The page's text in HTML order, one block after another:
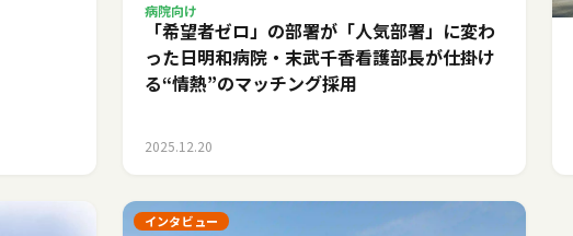
病院向け
「希望者ゼロ」の部署が「人気部署」に変わ
った日――明和病院・末武千香看護部長が仕掛け
る“情熱”のマッチング採用
2025.12.20
インタビュー